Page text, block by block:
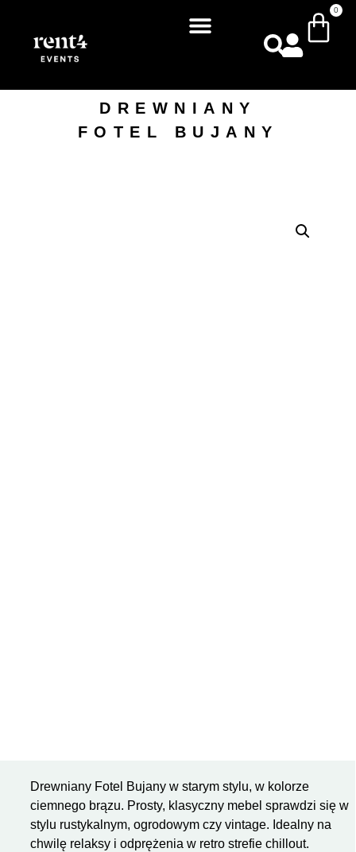
0
DREWNIANY
FOTEL BUJANY
Drewniany Fotel Bujany w starym stylu, w kolorze
ciemnego brązu. Prosty, klasyczny mebel sprawdzi się w
stylu rustykalnym, ogrodowym czy vintage. Idealny na
chwilę relaksy i odprężenia w retro strefie chillout.